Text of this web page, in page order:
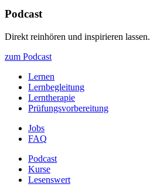
Podcast
Direkt reinhören und inspirieren lassen.
zum Podcast
Lernen
Lernbegleitung
Lerntherapie
Prüfungsvorbereitung
Jobs
FAQ
Podcast
Kurse
Lesenswert